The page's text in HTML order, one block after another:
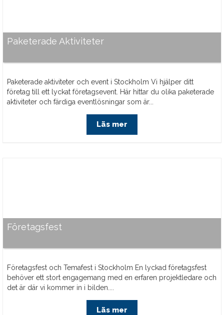
Paketerade Aktiviteter
Paketerade aktiviteter och event i Stockholm Vi hjälper ditt
företag till ett lyckat företagsevent. Här hittar du olika paketerade
aktiviteter och färdiga eventlösningar som är...
Läs mer
Företagsfest
Företagsfest och Temafest i Stockholm En lyckad företagsfest
behöver ett stort engagemang med en erfaren projektledare och
det är där vi kommer in i bilden....
Läs mer